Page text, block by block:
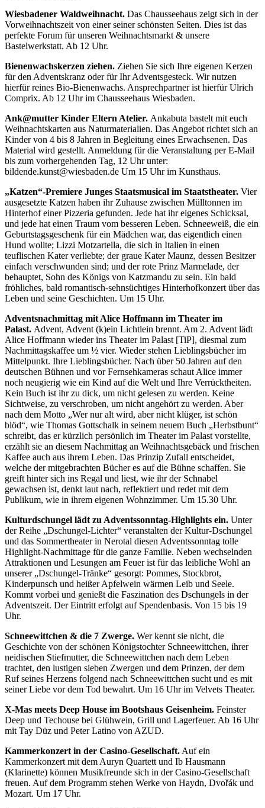
Wiesbadener Waldweihnacht. Das Chausseehaus zeigt sich in der
Vorweihnachtszeit von einer seiner schönsten Seiten. Dies ist das
perfekte Forum für unseren Weihnachtsmarkt & unsere
Bastelwerkstatt. Ab 12 Uhr.
Bienenwachskerzen ziehen. Ziehen Sie sich Ihre eigenen Kerzen
für den Adventskranz oder für Ihr Adventsgesteck. Wir nutzen
hierfür reines Bio-Bienenwachs. Ansprechpartner ist hierfür Ulrich
Comprix. Ab 12 Uhr im Chausseehaus Wiesbaden.
Ank@mutter Kinder Eltern Atelier. Ankabuta bastelt mit euch
Weihnachtskarten aus Naturmaterialien. Das Angebot richtet sich an
Kinder von 4 bis 8 Jahren in Begleitung eines Erwachsenen. Das
Material wird gestellt. Anmeldung für die Veranstaltung per E-Mail
bis zum vorhergehenden Tag, 12 Uhr unter:
bildende.kunst@wiesbaden.de Um 15 Uhr im Kunsthaus.
„Katzen“-Premiere Junges Staatsmusical im Staatstheater. Vier
ausgesetzte Katzen haben ihr Zuhause zwischen Mülltonnen im
Hinterhof einer Pizzeria gefunden. Jede hat ihr eigenes Schicksal,
und jede hat einen Traum vom besseren Leben. Schneeweiß, die ein
Geburtstagsgeschenk für ein Mädchen war, das eigentlich einen
Hund wollte; Lizzi Motzartella, die sich in Italien in einen
teuflischen Kater verliebte; der graue Kater Maunz, dessen Besitzer
einfach verschwunden sind; und der rote Prinz Marmelade, der
behauptet, Sohn des Königs von Katzmandu zu sein. Ein bald
fröhliches, bald romantisch-sehnsüchtiges Hinterhofkonzert über das
Leben und seine Geschichten. Um 15 Uhr.
Adventsnachmittag mit Alice Hoffmann im Theater im
Palast. Advent, Advent (k)ein Lichtlein brennt. Am 2. Advent lädt
Alice Hoffmann wieder ins Theater im Palast [TiP], diesmal zum
Nachmittagskaffee um ½ vier. Wieder stehen Lieblingsbücher im
Mittelpunkt. Ihre Lieblingsbücher. Nach über 50 Jahren auf den
deutschen Bühnen und vor Fernsehkameras schaut Alice immer
noch neugierig wie ein Kind auf die Welt und Ihre Verrücktheiten.
Kein Buch ist ihr zu dick, um nicht gelesen zu werden. Keine
Sichtweise, zu verschroben, um nicht angehört zu werden. Aber
nach dem Motto „Wer nur alt wird, aber nicht klüger, ist schön
blöd“, wie Thomas Gottschalk in seinem neuem Buch „Herbstbunt“
schreibt, das er kürzlich persönlich im Theater im Palast vorstellte,
erzählt sie an diesem Nachmittag an Weihnachtsgebäck und frischen
Kaffee auch aus ihrem Leben. Das Prinzip Zufall entscheidet,
welche der mitgebrachten Bücher es auf die Bühne schaffen. Sie
greift hinter sich ins Regal und liest, wie ihr der Schnabel
gewachsen ist, denkt laut nach, reflektiert und redet mit dem
Publikum, wie in ihrem eigenen Wohnzimmer. Um 15.30 Uhr.
Kulturdschungel lädt zu Adventssonntag-Highlights ein. Unter
der Reihe „Dschungel-Lichter“ veranstalten der Kultur-Dschungel
und das Sommertheater in Nerotal diesen Adventssonntag tolle
Highlight-Nachmittage für die ganze Familie. Neben wechselnden
Attraktionen und Lesungen am Feuer ist für das leibliche Wohl an
unserer „Dschungel-Tränke“ gesorgt: Pommes, Stockbrot,
Kinderpunsch und heißer Apfelwein wärmen Leib und Seele.
Kommt vorbei und genießt die Faszination des Dschungels in der
Adventszeit. Der Eintritt erfolgt auf Spendenbasis. Von 15 bis 19
Uhr.
Schneewittchen & die 7 Zwerge. Wer kennt sie nicht, die
Geschichte von der schönen Königstochter Schneewittchen, ihrer
neidischen Stiefmutter, die Schneewittchen nach dem Leben
trachtet, den lustigen sieben Zwergen und dem Prinzen, der dem
Ruf seines Herzens folgend nach Schneewittchen sucht und es mit
seiner Liebe vor dem Tod bewahrt. Um 16 Uhr im Velvets Theater.
X-Mas meets Deep House im Bootshaus Geisenheim. Feinster
Deep und Techouse bei Glühwein, Grill und Lagerfeuer. Ab 16 Uhr
mit Tay Düz und Peter Latino von AZUD.
Kammerkonzert in der Casino-Gesellschaft. Auf ein
Kammerkonzert mit dem Auryn Quartett und Ib Hausmann
(Klarinette) können Musikfreunde sich in der Casino-Gesellschaft
freuen. Auf dem Programm stehen Werke von Haydn, Dvořák und
Mozart. Um 17 Uhr.